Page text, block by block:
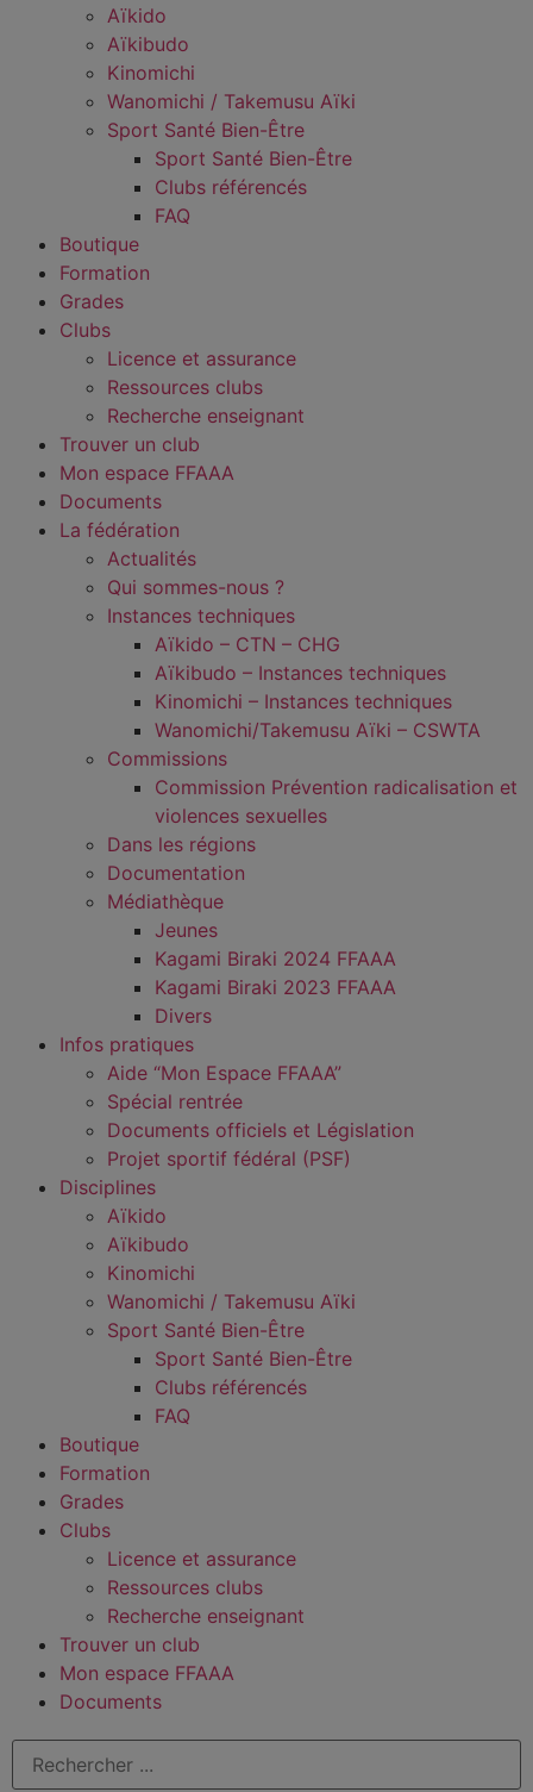
Aïkido
Aïkibudo
Kinomichi
Wanomichi / Takemusu Aïki
Sport Santé Bien-Être
Sport Santé Bien-Être
Clubs référencés
FAQ
Boutique
Formation
Grades
Clubs
Licence et assurance
Ressources clubs
Recherche enseignant
Trouver un club
Mon espace FFAAA
Documents
La fédération
Actualités
Qui sommes-nous ?
Instances techniques
Aïkido – CTN – CHG
Aïkibudo – Instances techniques
Kinomichi – Instances techniques
Wanomichi/Takemusu Aïki – CSWTA
Commissions
Commission Prévention radicalisation et
violences sexuelles
Dans les régions
Documentation
Médiathèque
Jeunes
Kagami Biraki 2024 FFAAA
Kagami Biraki 2023 FFAAA
Divers
Infos pratiques
Aide “Mon Espace FFAAA”
Spécial rentrée
Documents officiels et Législation
Projet sportif fédéral (PSF)
Disciplines
Aïkido
Aïkibudo
Kinomichi
Wanomichi / Takemusu Aïki
Sport Santé Bien-Être
Sport Santé Bien-Être
Clubs référencés
FAQ
Boutique
Formation
Grades
Clubs
Licence et assurance
Ressources clubs
Recherche enseignant
Trouver un club
Mon espace FFAAA
Documents